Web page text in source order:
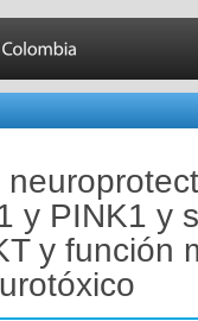
y PINK1 y
y función